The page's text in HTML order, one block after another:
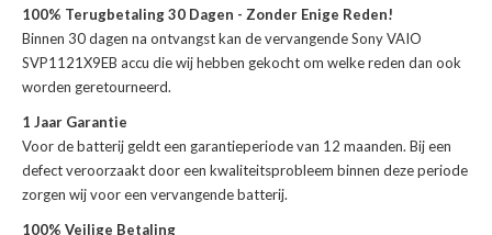
100% Terugbetaling 30 Dagen - Zonder Enige Reden!
Binnen 30 dagen na ontvangst kan devervangende Sony VAIO
SVP1121X9EB accu die wij hebben gekocht om welke reden dan ook
worden geretourneerd.
1 Jaar Garantie
Voor debatterij geldt een garantieperiode van 12 maanden. Bij een
defect veroorzaakt door een kwaliteitsprobleem binnen deze periode
zorgen wij voor een vervangende batterij.
100% Veilige Betaling